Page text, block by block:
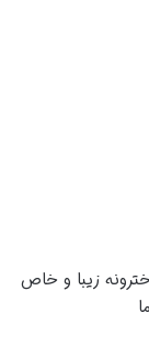
زیبا و خاص